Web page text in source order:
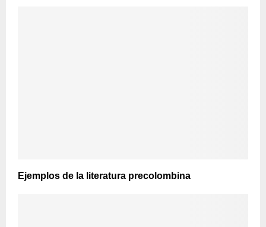
Ejemplos de la literatura precolombina